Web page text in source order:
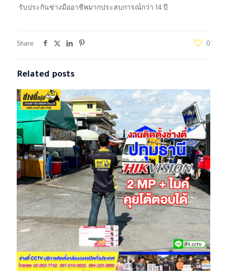
รับประกันช่างมืออาชีพมากประสบการณ์กว่า 14 ปี
Share 0
Related posts